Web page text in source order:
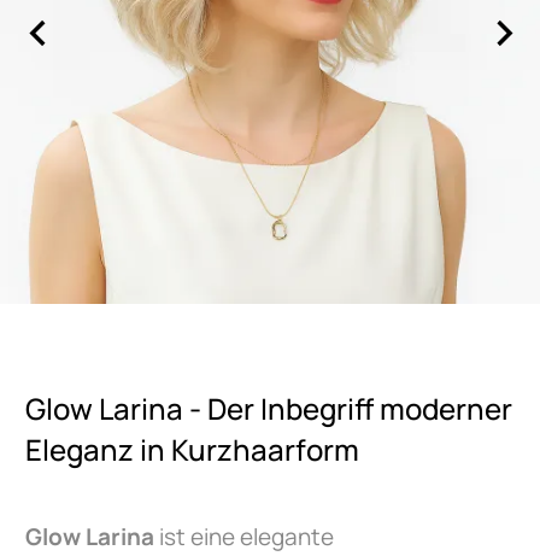
Glow Larina - Der Inbegriff moderner
Eleganz in Kurzhaarform
Glow Larina ist eine elegante